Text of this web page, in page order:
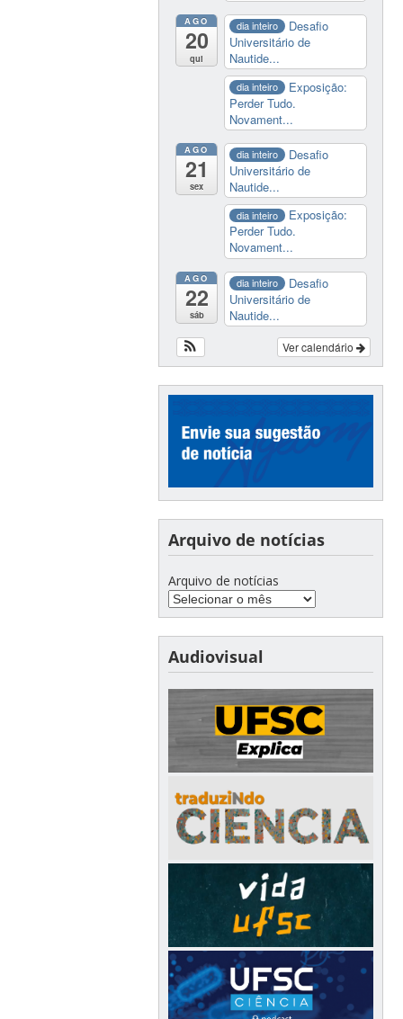
AGO
20
qui
dia inteiro
Desafio
Universitário de
Nautide...
dia inteiro
Exposição:
Perder Tudo.
Novament...
AGO
21
sex
dia inteiro
Desafio
Universitário de
Nautide...
dia inteiro
Exposição:
Perder Tudo.
Novament...
AGO
22
sáb
dia inteiro
Desafio
Universitário de
Nautide...
Ver calendário
Arquivo de notícias
Arquivo de notícias
Audiovisual